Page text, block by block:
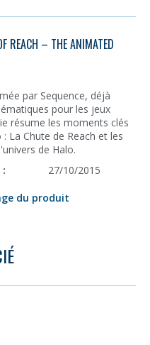
REACH – THE ANIMATED
par Sequence, déjà
pour les jeux
résume les moments clés
La Chute de Reach et les
de Halo.
27/10/2015
du produit